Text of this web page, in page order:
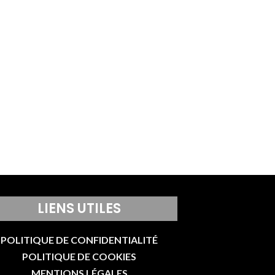
LIENS UTILES
POLITIQUE DE CONFIDENTIALITÉ
POLITIQUE DE COOKIES